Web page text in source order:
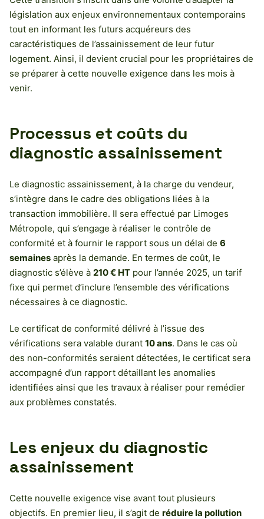
législation aux enjeux environnementaux contemporains
tout en informant les futurs acquéreurs des
caractéristiques de l’assainissement de leur futur
logement. Ainsi, il devient crucial pour les propriétaires de
se préparer à cette nouvelle exigence dans les mois à
venir.
Processus et coûts du
diagnostic assainissement
Le diagnostic assainissement, à la charge du vendeur,
s’intègre dans le cadre des obligations liées à la
transaction immobilière. Il sera effectué par Limoges
Métropole, qui s’engage à réaliser le contrôle de
conformité et à fournir le rapport sous un délai de 6
semaines après la demande. En termes de coût, le
diagnostic s’élève à 210 € HT pour l’année 2025, un tarif
fixe qui permet d’inclure l’ensemble des vérifications
nécessaires à ce diagnostic.
Le certificat de conformité délivré à l’issue des
vérifications sera valable durant 10 ans. Dans le cas où
des non-conformités seraient détectées, le certificat sera
accompagné d’un rapport détaillant les anomalies
identifiées ainsi que les travaux à réaliser pour remédier
aux problèmes constatés.
Les enjeux du diagnostic
assainissement
Cette nouvelle exigence vise avant tout plusieurs
objectifs. En premier lieu, il s’agit de réduire la pollution